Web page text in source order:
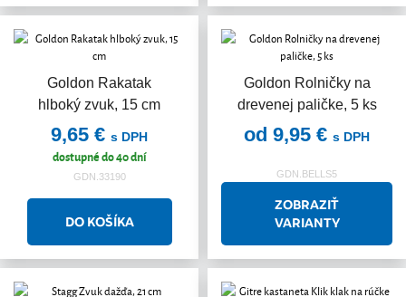
Goldon Rakatak
hlboký zvuk, 15 cm
9,65 € s DPH
dostupné do 40 dní
GDN.33190
Goldon Rolničky na
drevenej paličke, 5 ks
od 9,95 € s DPH
GDN.BELLS5
ZOBRAZIŤ
VARIANTY